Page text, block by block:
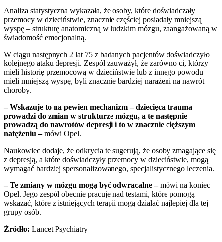
Analiza statystyczna wykazała, że osoby, które doświadczały
przemocy w dzieciństwie, znacznie częściej posiadały mniejszą
wyspę – strukturę anatomiczną w ludzkim mózgu, zaangażowaną w
świadomość emocjonalną.
W ciągu następnych 2 lat 75 z badanych pacjentów doświadczyło
kolejnego ataku depresji. Zespół zauważył, że zarówno ci, którzy
mieli historię przemocową w dzieciństwie lub z innego powodu
mieli mniejszą wyspę, byli znacznie bardziej narażeni na nawrót
choroby.
– Wskazuje to na pewien mechanizm – dziecięca trauma
prowadzi do zmian w strukturze mózgu, a te następnie
prowadzą do nawrotów depresji i to w znacznie cięższym
natężeniu –mówi Opel.
Naukowiec dodaje, że odkrycia te sugerują, że osoby zmagające się
z depresją, a które doświadczyły przemocy w dzieciństwie, mogą
wymagać bardziej spersonalizowanego, specjalistycznego leczenia.
– Te zmiany w mózgu mogą być odwracalne –mówi na koniec
Opel. Jego zespół obecnie pracuje nad testami, które pomogą
wskazać, które z istniejących terapii mogą działać najlepiej dla tej
grupy osób.
Źródło: Lancet Psychiatry